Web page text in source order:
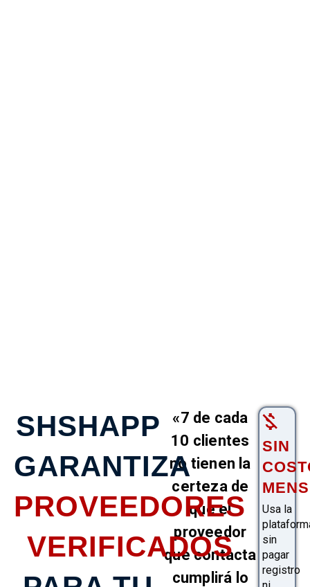
SHSHAPP
GARANTIZA
PROVEEDORES
VERIFICADOS
«7 de cada
10 clientes
no tienen la
certeza de
que el
proveedor
que contacta
cumplirá lo
SIN
Usa la
sin
pagar
registro